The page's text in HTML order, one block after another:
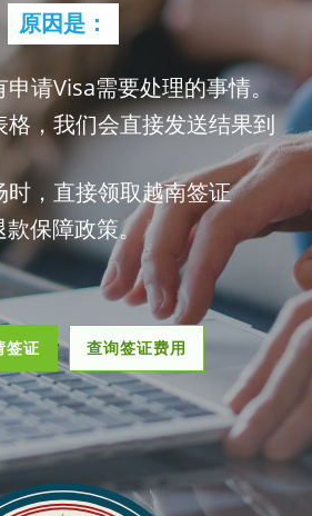
原因是：
请Visa需要处理的事情。
，我们会直接发送结果到
时，直接领取越南签证
款保障政策。
签证 查询签证费用